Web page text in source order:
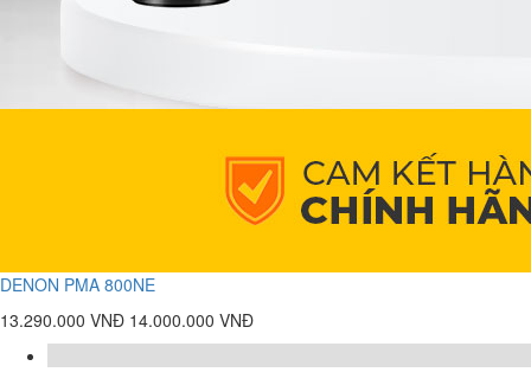
DENON PMA 800NE
13.290.000 VNĐ 14.000.000 VNĐ